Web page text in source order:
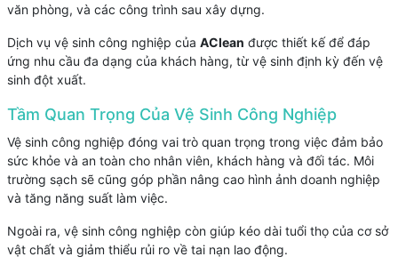
văn phòng, và các công trình sau xây dựng.
Dịch vụ vệ sinh công nghiệp của AClean được thiết kế để đáp
ứng nhu cầu đa dạng của khách hàng, từ vệ sinh định kỳ đến vệ
sinh đột xuất.
Tầm Quan Trọng Của Vệ Sinh Công Nghiệp
Vệ sinh công nghiệp đóng vai trò quan trọng trong việc đảm bảo
sức khỏe và an toàn cho nhân viên, khách hàng và đối tác. Môi
trường sạch sẽ cũng góp phần nâng cao hình ảnh doanh nghiệp
và tăng năng suất làm việc.
Ngoài ra, vệ sinh công nghiệp còn giúp kéo dài tuổi thọ của cơ sở
vật chất và giảm thiểu rủi ro về tai nạn lao động.